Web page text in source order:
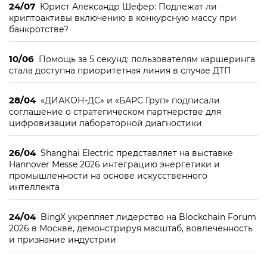
24/07 Юрист Александр Шефер: Подлежат ли
криптоактивы включению в конкурсную массу при
банкротстве?
10/06 Помощь за 5 секунд: пользователям каршеринга
стала доступна приоритетная линия в случае ДТП
28/04 «ДИАКОН-ДС» и «БАРС Груп» подписали
соглашение о стратегическом партнерстве для
цифровизации лабораторной диагностики
26/04 Shanghai Electric представляет на выставке
Hannover Messe 2026 интеграцию энергетики и
промышленности на основе искусственного
интеллекта
24/04 BingX укрепляет лидерство на Blockchain Forum
2026 в Москве, демонстрируя масштаб, вовлечённость
и признание индустрии